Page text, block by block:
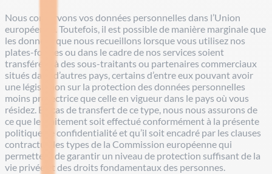
Nous conservons vos données personnelles dans l’Union
européenne. Toutefois, il est possible de manière marginale que
les données que nous recueillons lorsque vous utilisez nos
plates-formes ou dans le cadre de nos services soient
transférées à des sous-traitants ou partenaires commerciaux
situés dans d’autres pays, certains d’entre eux pouvant avoir
une législation sur la protection des données personnelles
moins protectrice que celle en vigueur dans le pays où vous
résidez. En cas de transfert de ce type, nous nous assurons de
ce que le traitement soit effectué conformément à la présente
politique de confidentialité et qu’il soit encadré par les clauses
contractuelles types de la Commission européenne qui
permettent de garantir un niveau de protection suffisant de la
vie privée et des droits fondamentaux des personnes.